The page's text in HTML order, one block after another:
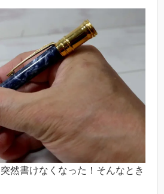
然書けなくなった！そんなとき